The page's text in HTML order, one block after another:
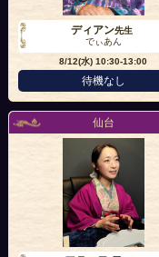
ディアン先生
でぃあん
8/12(水)10:30-13:00
待機なし
仙台